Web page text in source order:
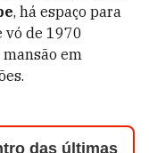
, há espaço para
vó de 1970
em
das últimas